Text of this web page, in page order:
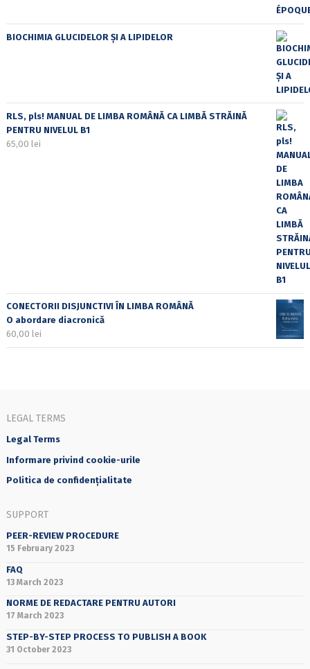
BIOCHIMIA GLUCIDELOR ȘI A LIPIDELOR
RLS, pls! MANUAL DE LIMBA ROMÂNĂ CA LIMBĂ STRĂINĂ
PENTRU NIVELUL B1
65,00 lei
CONECTORII DISJUNCTIVI ÎN LIMBA ROMÂNĂ
O abordare diacronică
60,00 lei
LEGAL TERMS
Legal Terms
Informare privind cookie-urile
Politica de confidențialitate
SUPPORT
PEER-REVIEW PROCEDURE
15 February 2023
FAQ
13 March 2023
NORME DE REDACTARE PENTRU AUTORI
17 March 2023
STEP-BY-STEP PROCESS TO PUBLISH A BOOK
31 October 2023